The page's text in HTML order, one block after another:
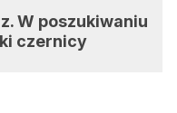
W poszukiwaniu
czernicy